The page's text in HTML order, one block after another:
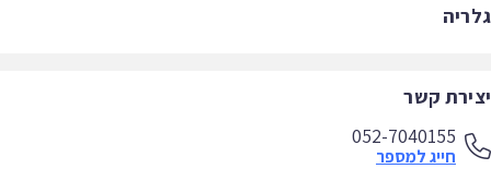
קשר
052-7040155
חייג למספר